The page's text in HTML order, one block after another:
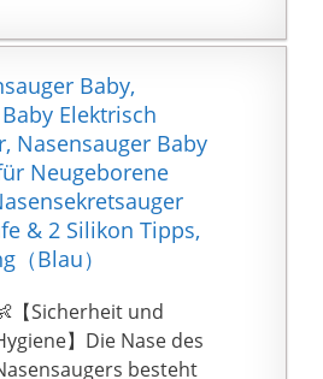
Filter: kein
in den
Mund, keine
Baby,
Elektrisch
Nasensauger Baby
Neugeborene
& 2 Silikon Tipps,
（Blau）
【Sicherheit und
】Die Nase des
besteht